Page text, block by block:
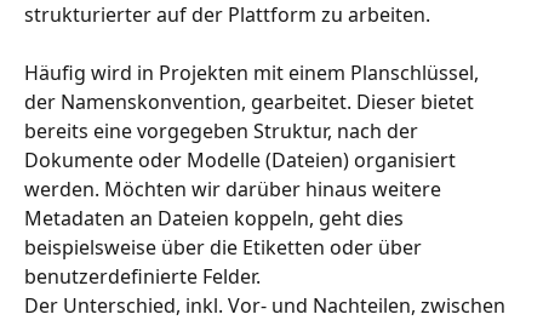
strukturierter auf der Plattform zu arbeiten.
Häufig wird in Projekten mit einem Planschlüssel,
der Namenskonvention, gearbeitet. Dieser bietet
bereits eine vorgegeben Struktur, nach der
Dokumente oder Modelle (Dateien) organisiert
werden. Möchten wir darüber hinaus weitere
Metadaten an Dateien koppeln, geht dies
beispielsweise über die Etiketten oder über
benutzerdefinierte Felder.
Der Unterschied, inkl. Vor- und Nachteilen, zwischen